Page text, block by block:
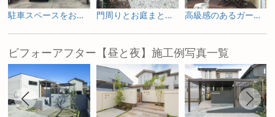
駐車スペースをお庭へ ガーデニングを楽しむためのリフォーム 門周りとお庭まとめて一新した外構リフォーム 高級感のあるガーデンルームで寛ぐリフォーム庭工事
ビフォーアフター【昼と夜】施工例写真一覧